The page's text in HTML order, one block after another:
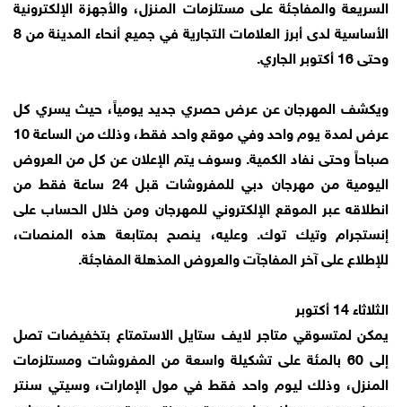
السريعة والمفاجئة على مستلزمات المنزل، والأجهزة الإلكترونية
الأساسية لدى أبرز العلامات التجارية في جميع أنحاء المدينة من 8
وحتى 16 أكتوبر الجاري.
ويكشف المهرجان عن عرض حصري جديد يومياً، حيث يسري كل
عرض لمدة يوم واحد وفي موقع واحد فقط، وذلك من الساعة 10
صباحاً وحتى نفاد الكمية. وسوف يتم الإعلان عن كل من العروض
اليومية من مهرجان دبي للمفروشات قبل 24 ساعة فقط من
انطلاقه عبر الموقع الإلكتروني للمهرجان ومن خلال الحساب على
إنستجرام وتيك توك. وعليه، ينصح بمتابعة هذه المنصات،
للإطلاع على آخر المفاجآت والعروض المذهلة المفاجئة.
الثلاثاء 14 أكتوبر
يمكن لمتسوقي متاجر لايف ستايل الاستمتاع بتخفيضات تصل
إلى 60 بالمئة على تشكيلة واسعة من المفروشات ومستلزمات
المنزل، وذلك ليوم واحد فقط في مول الإمارات، وسيتي سنتر